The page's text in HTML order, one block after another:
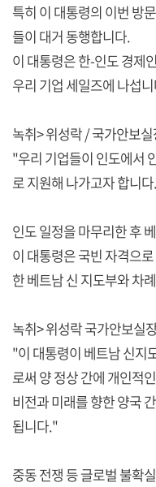
특히 이 대통령의 이번 방
들이 대거 동행합니다.
이 대통령은 한-인도 경제
우리 기업 세일즈에 나섭
녹취> 위성락 / 국가안보
"우리 기업들이 인도에서
로 지원해 나가고자 합니
인도 일정을 마무리한 후
이 대통령은 국빈 자격으
한 베트남 신 지도부와 차
녹취> 위성락 국가안보실
"이 대통령이 베트남 신지
로써 양 정상 간에 개인적
비전과 미래를 향한 양국
됩니다."
중동 전쟁 등 글로벌 불확